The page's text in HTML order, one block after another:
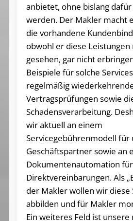
anbietet, ohne bislang
werden. Der Makler macht
die vorhandene
obwohl er diese Leistungen
gesehen, gar nicht
Beispiele für solche
regelmäßig
Vertragsprüfungen sowie
Schadensverarbeitung.
wir aktuell an einem
Servicegebührenmodell für
Geschäftspartner sowie an
Dokumentenautomation für
Direktvereinbarungen. Als
der Makler wollen wir diese
abbilden und für Makler
Ein weiteres Feld ist unsere